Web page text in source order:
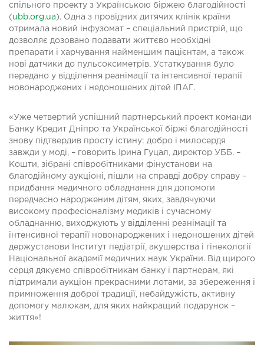
спільного проекту з Українською біржею благодійності
(ubb.org.ua). Одна з провідних дитячих клінік країни
отримала новий інфузомат – спеціальний пристрій, що
дозволяє дозовано подавати життєво необхідні
препарати і харчування найменшим пацієнтам, а також
нові датчики до пульсоксиметрів. Устаткування було
передано у відділення реанімації та інтенсивної терапії
новонароджених і недоношених дітей ІПАГ.
«Уже четвертий успішний партнерський проект команди
Банку Кредит Дніпро та Української біржі благодійності
знову підтвердив просту істину: добро і милосердя
завжди у моді, – говорить Ірина Гуцал, директор УББ. –
Кошти, зібрані співробітниками фінустанови на
благодійному аукціоні, пішли на справді добру справу –
придбання медичного обладнання для допомоги
передчасно народженим дітям, яких, завдячуючи
високому професіоналізму медиків і сучасному
обладнанню, виходжують у відділенні реанімації та
інтенсивної терапії новонароджених і недоношених дітей
держустанови Інститут педіатрії, акушерства і гінекології
Національної академії медичних наук України. Від щирого
серця дякуємо співробітникам банку і партнерам, які
підтримали аукціон прекрасними лотами, за збереження і
примноження доброї традиції, небайдужість, активну
допомогу малюкам, для яких найкращий подарунок –
життя»!